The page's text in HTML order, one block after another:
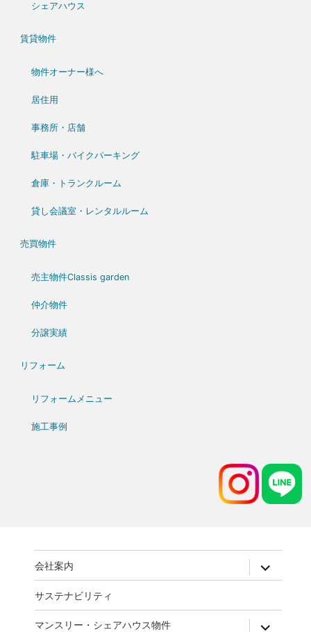
シェアハウス
賃貸物件
物件オーナー様へ
居住用
事務所・店舗
駐車場・バイクパーキング
倉庫・トランクルーム
貸し会議室・レンタルルーム
売買物件
売主物件Classis garden
仲介物件
分譲実績
リフォーム
リフォームメニュー
施工事例
会社案内 expand
child
menu
サステナビリティ
マンスリー・シェアハウス物件 expand